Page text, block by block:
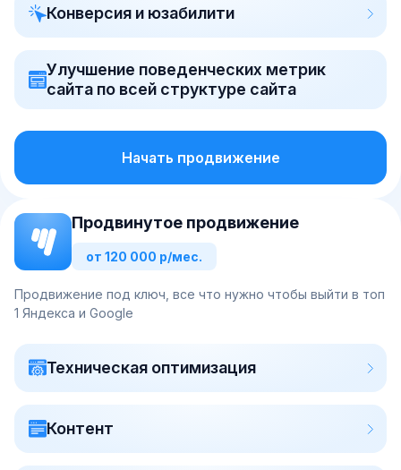
Конверсия и юзабилити
Улучшение поведенческих метрик
сайта по всей структуре сайта
Начать продвижение
Продвинутое продвижение
от 120 000 р/мес.
Продвижение под ключ, все что нужно чтобы выйти в топ
1 Яндекса и Google
Техническая оптимизация
Контент